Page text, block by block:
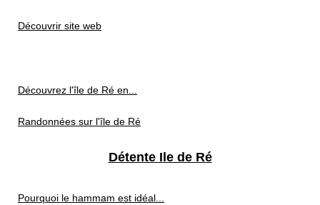
Découvrir site web
Découvrez l'île de Ré en...
Randonnées sur l'île de Ré
Détente Ile de Ré
Pourquoi le hammam est idéal...